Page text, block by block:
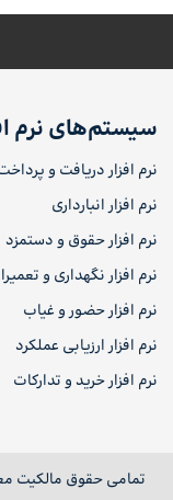
سیستم‌های نرم
نرم افزار دریافت و
نرم افزار انبارداری
نرم افزار حقوق و دستمزد
نرم افزار نگهداری و
نرم افزار حضور و غیاب
نرم افزار ارزیابی عملکرد
نرم افزار خرید و تدارکات
تمامی حقوق مالکیت